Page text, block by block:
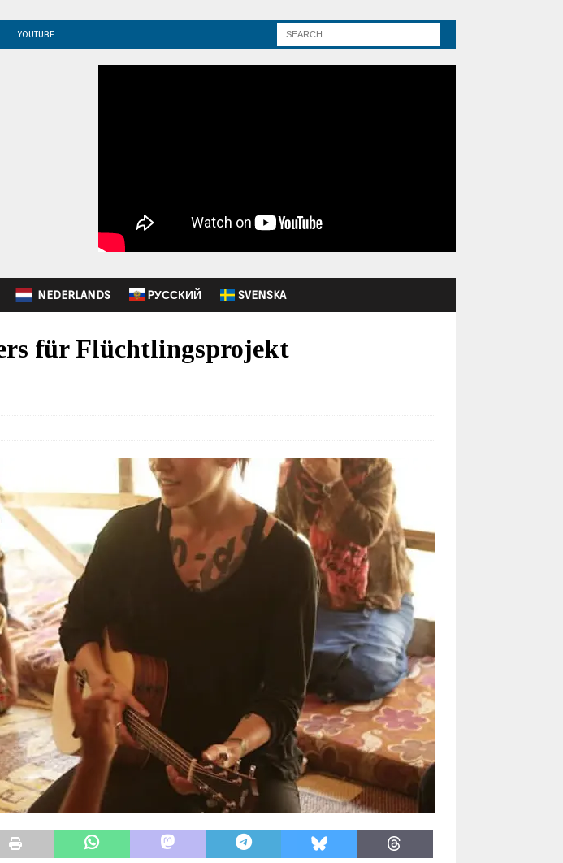
YOUTUBE
NEDERLANDS PУССКИЙ SVENSKA
für Flüchtlingsprojekt